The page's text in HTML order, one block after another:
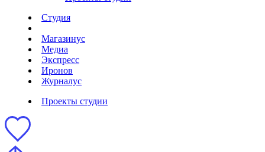
Студия
Магазинус
Медиа
Экспресс
Иронов
Журналус
Проекты студии